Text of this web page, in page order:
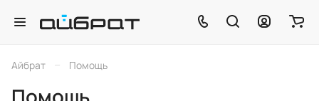
Айбрат – Помощь